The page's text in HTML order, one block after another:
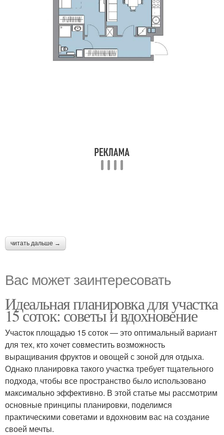
читать дальше →
Вас может заинтересовать
Идеальная планировка для участка
15 соток: советы и вдохновение
Участок площадью 15 соток — это оптимальный вариант
для тех, кто хочет совместить возможность
выращивания фруктов и овощей с зоной для отдыха.
Однако планировка такого участка требует тщательного
подхода, чтобы все пространство было использовано
максимально эффективно. В этой статье мы рассмотрим
основные принципы планировки, поделимся
практическими советами и вдохновим вас на создание
своей мечты.